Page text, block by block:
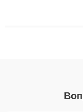
сохранением